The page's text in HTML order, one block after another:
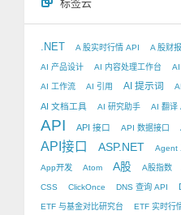
.NET A 股实时行情 API A 股财
AI 产品设计 AI 内容处理工作台
AI 工作流 AI 引用 AI 提示词
AI 文档工具 AI 研究助手 AI 翻译
API API 接口 API 数据接口
API接口 ASP.NET Agent
App开发 Atom A股 A股指数
CSS ClickOnce DNS 查询 API
ETF 与基金对比研究台 ETF 实时行